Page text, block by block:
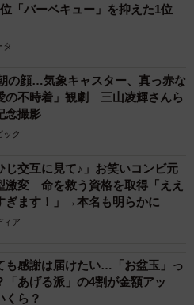
位「バーベキュー」を抑えた1位
タ
の顔…気象キャスター、真っ赤な
の不時着」観劇 三山凌輝さんら
念撮影
ック
じ交互に見て♪」お笑いコンビ元
激変 命を救う資格を取得「ええ
ぎます！」→本名も明らかに
ィア
も感謝は届けたい…「お盆玉」っ
「あげる派」の4割が金額アッ
くら？